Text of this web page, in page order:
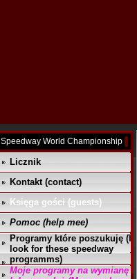
Speedway World Championship
Licznik
Kontakt (contact)
Księga gości (guests)
Pomoc (help mee)
Programy które poszukuję (I
look for these speedway
programms)
Moje programy na wymianę